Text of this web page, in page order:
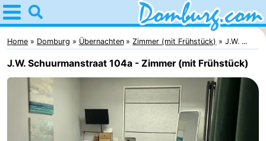
Home
Domburg
Tipps
kindern
Webcam
Home Domburg Übernachten Zimmer (mit Frühstück) J.W. ...
J.W. Schuurmanstraat 104a - Zimmer (mit Frühstück)